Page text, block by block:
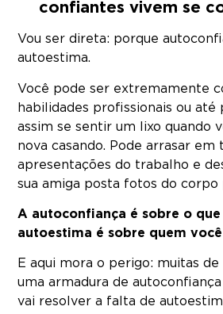
confiantes vivem se
Vou ser direta: porque
autoestima.
Você pode ser extremamente
habilidades profissionais ou até
assim se sentir um lixo quando
nova casando. Pode arrasar em
apresentações do trabalho e
sua amiga posta fotos do
A autoconfiança é sobre o
autoestima é sobre quem você
E aqui mora o perigo: muitas
uma armadura de
vai resolver a falta de